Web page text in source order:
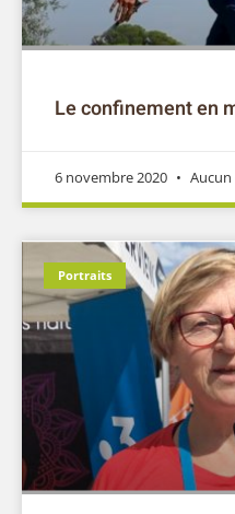
Le confinement en
6 novembre 2020
Portraits